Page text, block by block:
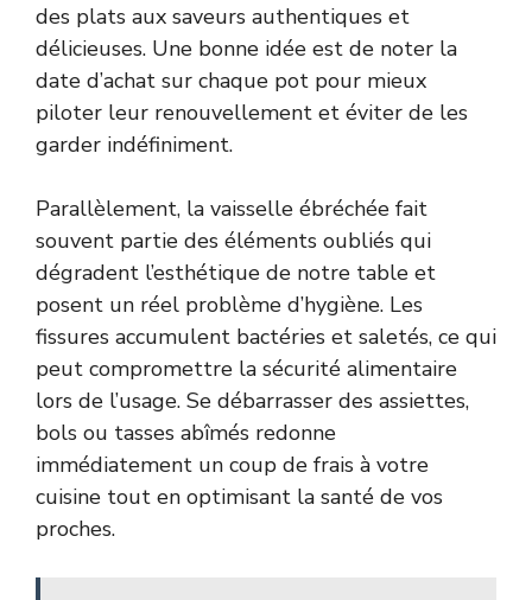
des plats aux saveurs authentiques et
délicieuses. Une bonne idée est de noter la
date d’achat sur chaque pot pour mieux
piloter leur renouvellement et éviter de les
garder indéfiniment.
Parallèlement, la vaisselle ébréchée fait
souvent partie des éléments oubliés qui
dégradent l’esthétique de notre table et
posent un réel problème d’hygiène. Les
fissures accumulent bactéries et saletés, ce qui
peut compromettre la sécurité alimentaire
lors de l’usage. Se débarrasser des assiettes,
bols ou tasses abîmés redonne
immédiatement un coup de frais à votre
cuisine tout en optimisant la santé de vos
proches.